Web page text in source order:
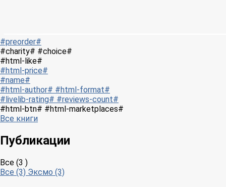
#preorder#
#charity# #choice#
#html-like#
#html-price#
#name#
#html-author# #html-format#
#livelib-rating# #reviews-count#
#html-btn# #html-marketplaces#
Все книги
Публикации
Все (3 )
Все (3) Эксмо (3)